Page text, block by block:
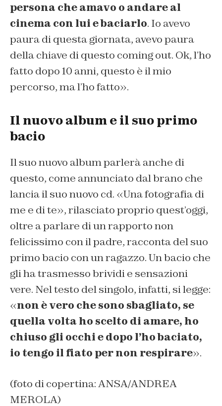
persona che amavo o andare al
cinema con lui e baciarlo. Io avevo
paura di questa giornata, avevo paura
della chiave di questo coming out. Ok, l’ho
fatto dopo 10 anni, questo è il mio
percorso, ma l’ho fatto».
Il nuovo album e il suo primo
bacio
Il suo nuovo album parlerà anche di
questo, come annunciato dal brano che
lancia il suo nuovo cd. «Una fotografia di
me e di te», rilasciato proprio quest’oggi,
oltre a parlare di un rapporto non
felicissimo con il padre, racconta del suo
primo bacio con un ragazzo. Un bacio che
gli ha trasmesso brividi e sensazioni
vere. Nel testo del singolo, infatti, si legge:
«non è vero che sono sbagliato, se
quella volta ho scelto di amare, ho
chiuso gli occhi e dopo l’ho baciato,
io tengo il fiato per non respirare».
(foto di copertina: ANSA/ANDREA
MEROLA)